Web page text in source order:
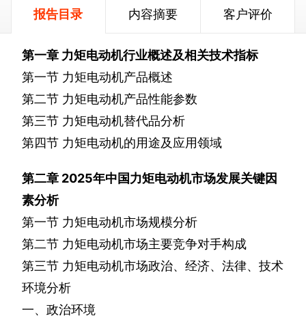
报告目录 内容摘要 客户评价
第一章 力矩电动机行业概述及相关技术指标
第一节 力矩电动机产品概述
第二节 力矩电动机产品性能参数
第三节 力矩电动机替代品分析
第四节 力矩电动机的用途及应用领域
第二章 2025年中国力矩电动机市场发展关键因
素分析
第一节 力矩电动机市场规模分析
第二节 力矩电动机市场主要竞争对手构成
第三节 力矩电动机市场政治、经济、法律、技术
环境分析
一、政治环境